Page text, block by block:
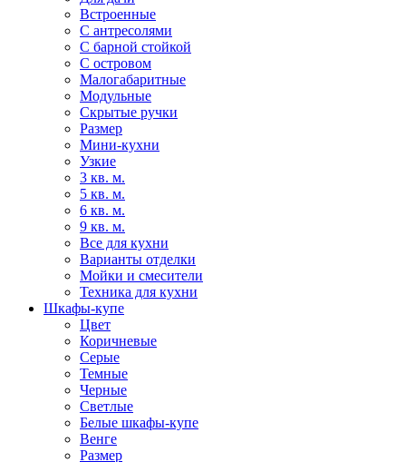
Встроенные
С антресолями
С барной стойкой
С островом
Малогабаритные
Модульные
Скрытые ручки
Размер
Мини-кухни
Узкие
3 кв. м.
5 кв. м.
6 кв. м.
9 кв. м.
Все для кухни
Варианты отделки
Мойки и смесители
Техника для кухни
Шкафы-купе
Цвет
Коричневые
Серые
Темные
Черные
Светлые
Белые шкафы-купе
Венге
Размер